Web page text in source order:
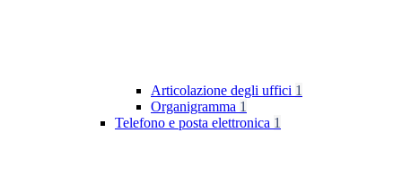
Articolazione degli uffici 1
Organigramma 1
Telefono e posta elettronica 1